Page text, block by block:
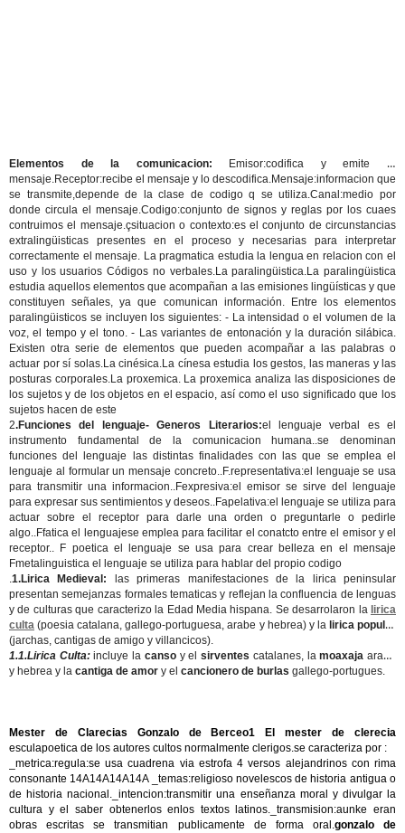
Elementos de la comunicacion: Emisor:codifica y emite el
mensaje.Receptor:recibe el mensaje y lo descodifica.Mensaje:informacion que
se transmite,depende de la clase de codigo q se utiliza.Canal:medio por
donde circula el mensaje.Codigo:conjunto de signos y reglas por los cuaes
contruimos el mensaje.çsituacion o contexto:es el conjunto de circunstancias
extralingüisticas presentes en el proceso y necesarias para interpretar
correctamente el mensaje. La pragmatica estudia la lengua en relacion con el
uso y los usuarios Códigos no verbales.La paralingüistica.La paralingüistica
estudia aquellos elementos que acompañan a las emisiones lingüísticas y que
constituyen señales, ya que comunican información. Entre los elementos
paralingüisticos se incluyen los siguientes: - La intensidad o el volumen de la
voz, el tempo y el tono. - Las variantes de entonación y la duración silábica.
Existen otra serie de elementos que pueden acompañar a las palabras o
actuar por sí solas.La cinésica.La cínesa estudia los gestos, las maneras y las
posturas corporales.La proxemica. La proxemica analiza las disposiciones de
los sujetos y de los objetos en el espacio, así como el uso significado que los
sujetos hacen de este
2.Funciones del lenguaje- Generos Literarios:el lenguaje verbal es el
instrumento fundamental de la comunicacion humana..se denominan
funciones del lenguaje las distintas finalidades con las que se emplea el
lenguaje al formular un mensaje concreto..F.representativa:el lenguaje se usa
para transmitir una informacion..Fexpresiva:el emisor se sirve del lenguaje
para expresar sus sentimientos y deseos..Fapelativa:el lenguaje se utiliza para
actuar sobre el receptor para darle una orden o preguntarle o pedirle
algo..Ffatica el lenguajese emplea para facilitar el conatcto entre el emisor y el
receptor.. F poetica el lenguaje se usa para crear belleza en el mensaje
Fmetalinguistica el lenguaje se utiliza para hablar del propio codigo
.1.Lirica Medieval: las primeras manifestaciones de la lirica peninsular
presentan semejanzas formales tematicas y reflejan la confluencia de lenguas
y de culturas que caracterizo la Edad Media hispana. Se desarrolaron la lirica
culta (poesia catalana, gallego-portuguesa, arabe y hebrea) y la lirica popular
(jarchas, cantigas de amigo y villancicos).
1.1.Lirica Culta:incluye la canso y elsirventes catalanes, lamoaxaja arabe
y hebrea y la cantiga de amor y el cancionero de burlas gallego-portugues.
Mester de Clarecias Gonzalo de Berceo1 El mester de clerecia
esculapoetica de los autores cultos normalmente clerigos.se caracteriza por :
_metrica:regula:se usa cuadrena via estrofa 4 versos alejandrinos con rima
consonante 14A14A14A14A _temas:religioso novelescos de historia antigua o
de historia nacional._intencion:transmitir una enseñanza moral y divulgar la
cultura y el saber obtenerlos enlos textos latinos._transmision:aunke eran
obras escritas se transmitian publicamente de forma oral.gonzalo de